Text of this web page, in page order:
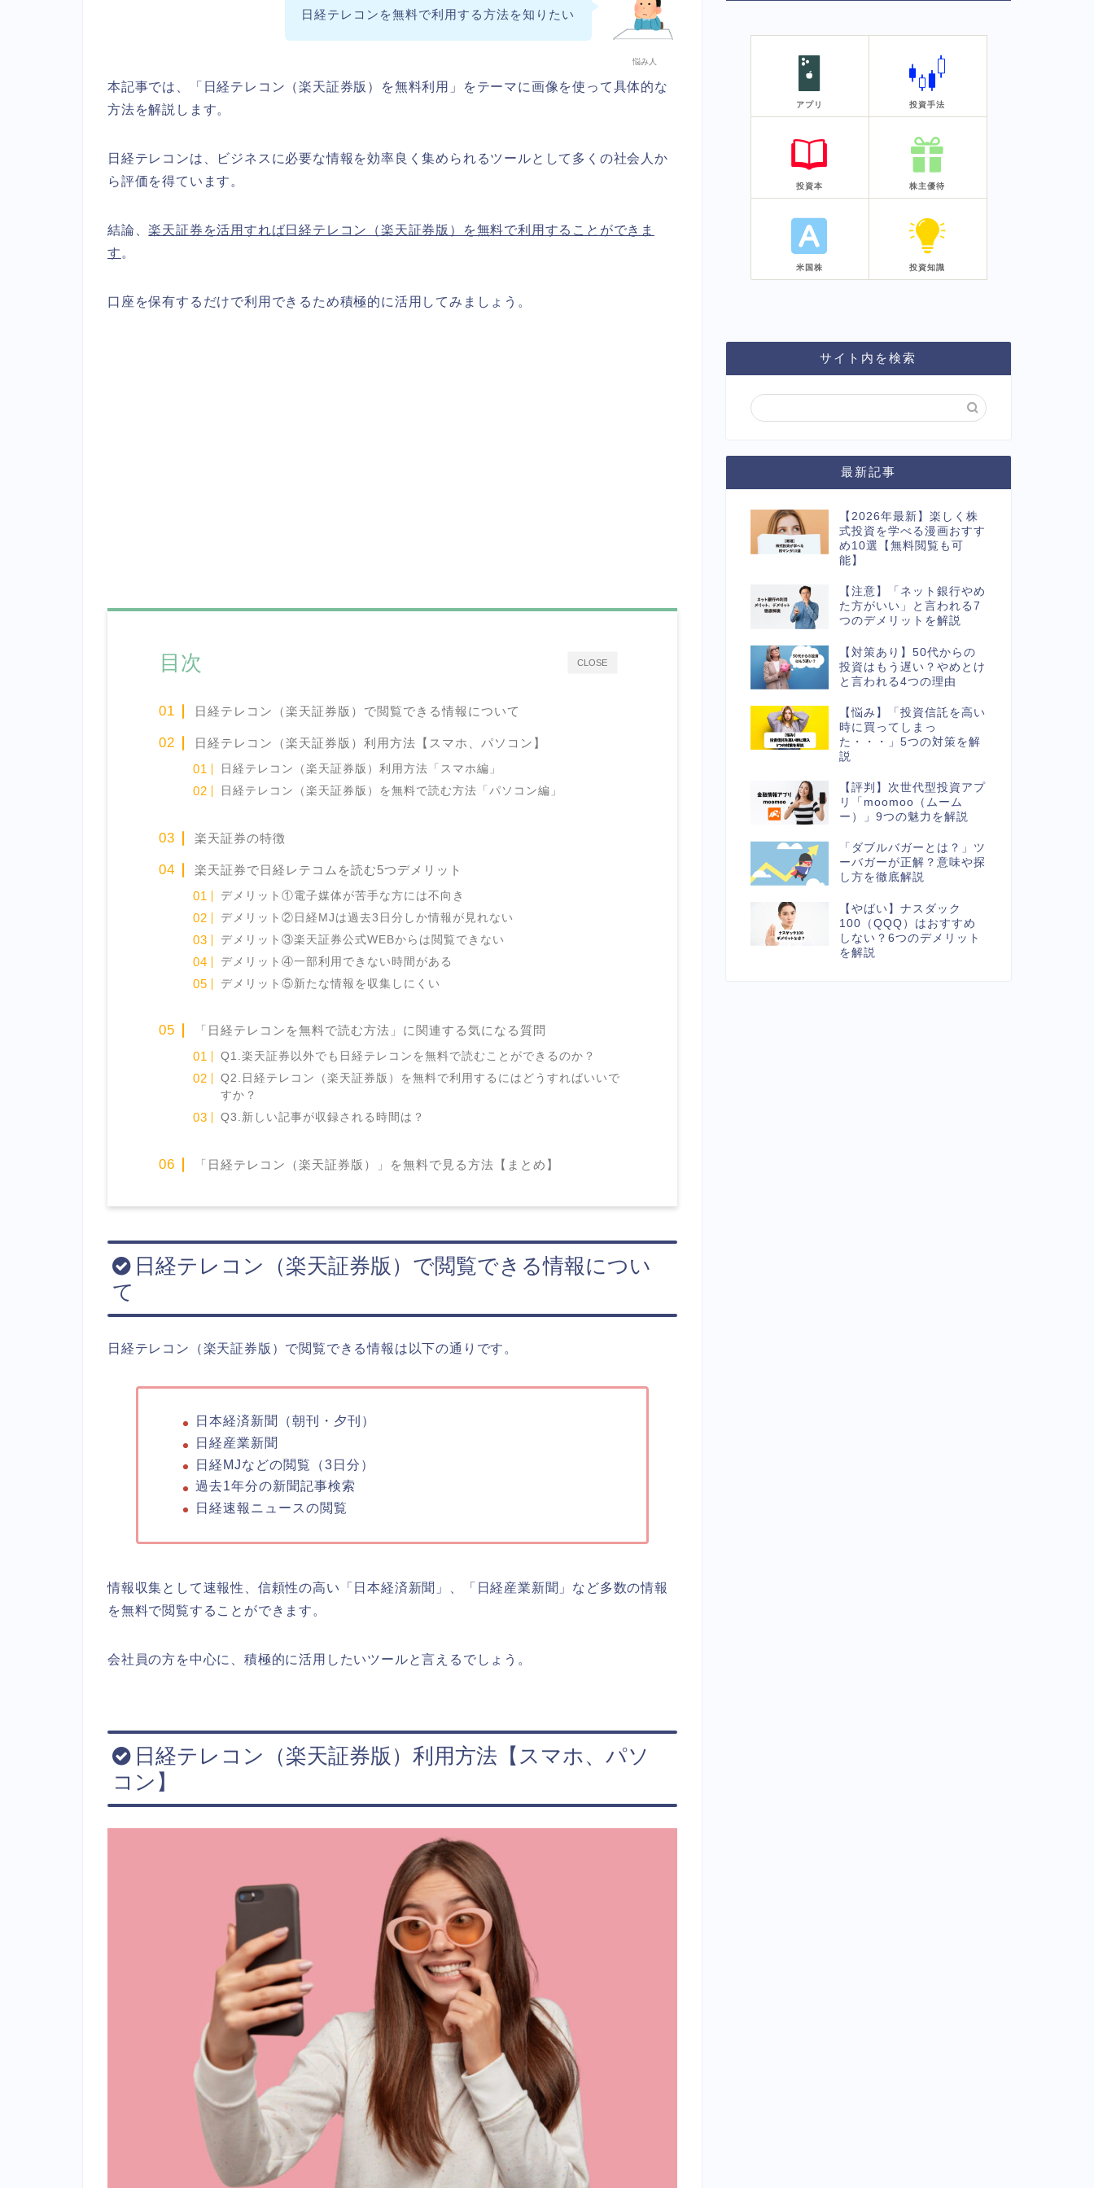
悩み人
日経テレコンを無料で利用する方法を知りたい
本記事では、「日経テレコン（楽天証券版）を無料利用」をテーマに画像を使って具体的な
方法を解説します。
日経テレコンは、ビジネスに必要な情報を効率良く集められるツールとして多くの社会人か
ら評価を得ています。
結論、楽天証券を活用すれば日経テレコン（楽天証券版）を無料で利用することができま
す 。
口座を保有するだけで利用できるため積極的に活用してみましょう。
CLOSE
目次
日経テレコン（楽天証券版）で閲覧できる情報について
日経テレコン（楽天証券版）利用方法【スマホ、パソコン】
日経テレコン（楽天証券版）利用方法「スマホ編」
日経テレコン（楽天証券版）を無料で読む方法「パソコン編」
楽天証券の特徴
楽天証券で日経レテコムを読む5つデメリット
デメリット①電子媒体が苦手な方には不向き
デメリット②日経MJは過去3日分しか情報が見れない
デメリット③楽天証券公式WEBからは閲覧できない
デメリット④一部利用できない時間がある
デメリット⑤新たな情報を収集しにくい
「日経テレコンを無料で読む方法」に関連する気になる質問
Q1.楽天証券以外でも日経テレコンを無料で読むことができるのか？
Q2.日経テレコン（楽天証券版）を無料で利用するにはどうすればいいで
すか？
Q3.新しい記事が収録される時間は？
「日経テレコン（楽天証券版）」を無料で見る方法【まとめ】
日経テレコン（楽天証券版）で閲覧できる情報につい
て
日経テレコン（楽天証券版）で閲覧できる情報は以下の通りです。
日本経済新聞（朝刊・夕刊）
日経産業新聞
日経MJなどの閲覧（3日分）
過去1年分の新聞記事検索
日経速報ニュースの閲覧
情報収集として速報性、信頼性の高い「日本経済新聞」、「日経産業新聞」など多数の情報
を無料で閲覧することができます。
会社員の方を中心に、積極的に活用したいツールと言えるでしょう。
日経テレコン（楽天証券版）利用方法【スマホ、パソ
コン】
アプリ 投資手法
投資本 株主優待
米国株 投資知識
サイト内を検索
最新記事
【2026年最新】楽しく株
式投資を学べる漫画おすす
め10選【無料閲覧も可
能】
【注意】「ネット銀行やめ
た方がいい」と言われる7
つのデメリットを解説
【対策あり】50代からの
投資はもう遅い？やめとけ
と言われる4つの理由
【悩み】「投資信託を高い
時に買ってしまっ
た・・・」5つの対策を解
説
【評判】次世代型投資アプ
リ「moomoo（ムーム
ー）」9つの魅力を解説
「ダブルバガーとは？」ツ
ーバガーが正解？意味や探
し方を徹底解説
【やばい】ナスダック
100（QQQ）はおすすめ
しない？6つのデメリット
を解説